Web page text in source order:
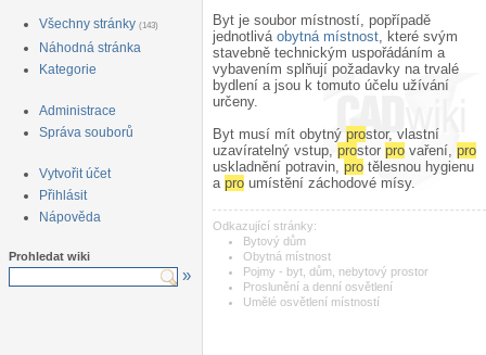
Všechny stránky (143)
Náhodná stránka
Kategorie
Administrace
Správa souborů
Vytvořit účet
Přihlásit
Nápověda
Prohledat wiki
»
Byt je soubor místností, popřípadě
jednotlivá obytná místnost, které svým
stavebně technickým uspořádáním a
vybavením splňují požadavky na trvalé
bydlení a jsou k tomuto účelu užívání
určeny.
Byt musí mít obytný prostor, vlastní
uzavíratelný vstup, prostor pro vaření, pro
uskladnění potravin, pro tělesnou hygienu
a pro umístění záchodové mísy.
Odkazující stránky:
Bytový dům
Obytná místnost
Pojmy - byt, dům, nebytový prostor
Proslunění a denní osvětlení
Umělé osvětlení místností